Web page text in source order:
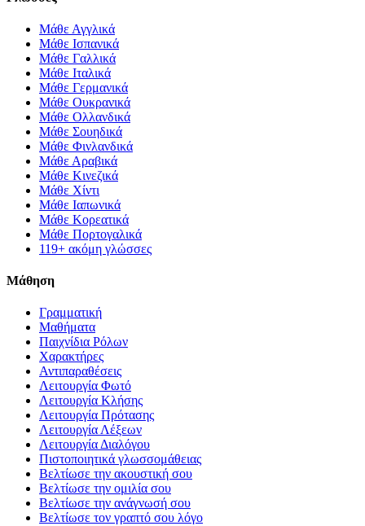
Μάθε Αγγλικά
Μάθε Ισπανικά
Μάθε Γαλλικά
Μάθε Ιταλικά
Μάθε Γερμανικά
Μάθε Ουκρανικά
Μάθε Ολλανδικά
Μάθε Σουηδικά
Μάθε Φινλανδικά
Μάθε Αραβικά
Μάθε Κινεζικά
Μάθε Χίντι
Μάθε Ιαπωνικά
Μάθε Κορεατικά
Μάθε Πορτογαλικά
119+ ακόμη γλώσσες
Μάθηση
Γραμματική
Μαθήματα
Παιχνίδια Ρόλων
Χαρακτήρες
Αντιπαραθέσεις
Λειτουργία Φωτό
Λειτουργία Κλήσης
Λειτουργία Πρότασης
Λειτουργία Λέξεων
Λειτουργία Διαλόγου
Πιστοποιητικά γλωσσομάθειας
Βελτίωσε την ακουστική σου
Βελτίωσε την ομιλία σου
Βελτίωσε την ανάγνωσή σου
Βελτίωσε τον γραπτό σου λόγο